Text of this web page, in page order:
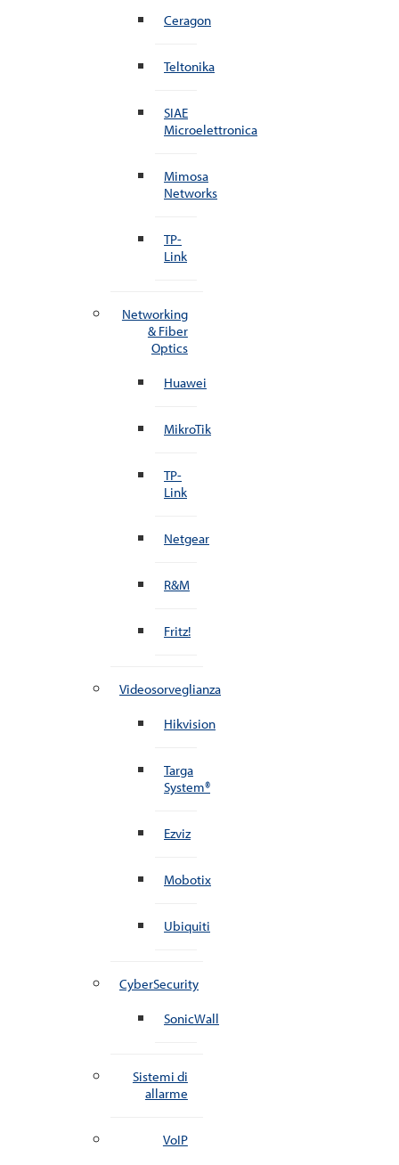
Ceragon
Teltonika
SIAE
Microelettronica
Mimosa
Networks
TP-
Link
Networking
& Fiber
Optics
Huawei
MikroTik
TP-
Link
Netgear
R&M
Fritz!
Videosorveglianza
Hikvision
Targa
System®
Ezviz
Mobotix
Ubiquiti
CyberSecurity
SonicWall
Sistemi di
allarme
VoIP